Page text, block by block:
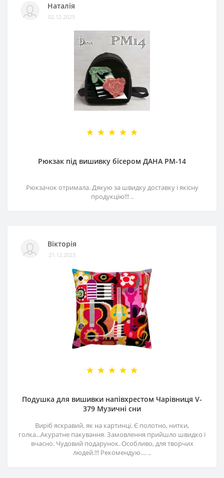
Наталія
02.12.2025
Рюкзак під вишивку бісером ДАНА РМ-14
Рюкзачок отримала. Дякую за швидку доставку і якісну
продукцію!!! ..
Вікторія
21.12.2023
Подушка для вишивки напівхрестом Чарівниця V-
379 Музичні сни
Виріб яскравий, як на картинці. Є полотно, нитки,
голка...Акуратне пакування. Замовлення прийшло швидко і
вчасно. Чудовий подарунок. Особливо, для творчих
людей.!!! Рекомендую.... ..